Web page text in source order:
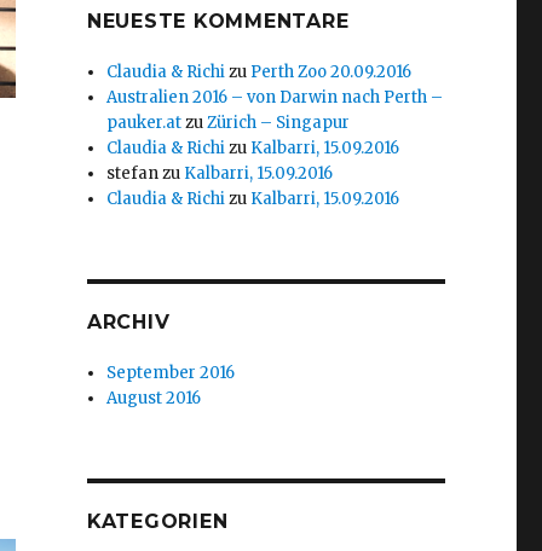
NEUESTE KOMMENTARE
Claudia & Richizu Perth Zoo 20.09.2016
Australien 2016 – von Darwin nach Perth –
pauker.atzuZürich – Singapur
Claudia & Richizu Kalbarri, 15.09.2016
stefanzu Kalbarri, 15.09.2016
Claudia & Richizu Kalbarri, 15.09.2016
ARCHIV
September 2016
August 2016
KATEGORIEN